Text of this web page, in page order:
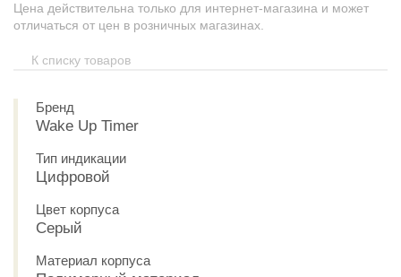
Цена действительна только для интернет-магазина и может
отличаться от цен в розничных магазинах.
К списку товаров
Бренд
Wake Up Timer
Тип индикации
Цифровой
Цвет корпуса
Серый
Материал корпуса